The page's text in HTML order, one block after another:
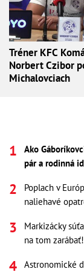
Tréner KFC
Norbert Czibor
Michalovciach
Ako
pár a rodinná
Poplach v
naliehavé
Markizácky
na tom zarábať!
Astronomické